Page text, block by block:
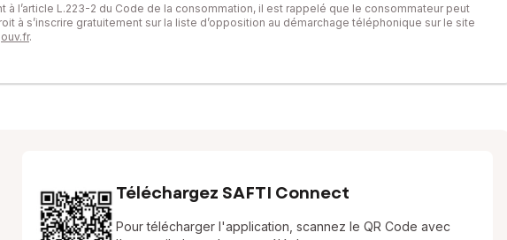
à l’article L.223-2 du Code de la consommation, il est rappelé que le consommateur peut
à s’inscrire gratuitement sur la liste d’opposition au démarchage téléphonique sur le site
.
Téléchargez SAFTI Connect
Pour télécharger l'application, scannez le QR Code avec